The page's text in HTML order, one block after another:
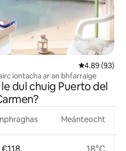
Meánrátáil
4.89 (93)
iontacha ar an bhfarraige
dul chuig Puerto del
Meánteocht